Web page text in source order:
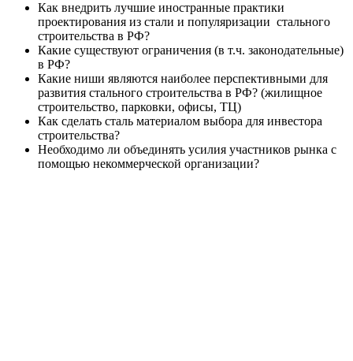
Как внедрить лучшие иностранные практики
проектирования из стали и популяризации стального
строительства в РФ?
Какие существуют ограничения (в т.ч. законодательные)
в РФ?
Какие ниши являются наиболее перспективными для
развития стального строительства в РФ? (жилищное
строительство, парковки, офисы, ТЦ)
Как сделать сталь материалом выбора для инвестора
строительства?
Необходимо ли объединять усилия участников рынка с
помощью некоммерческой организации?